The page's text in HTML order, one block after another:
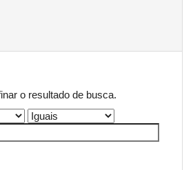
o resultado de busca.